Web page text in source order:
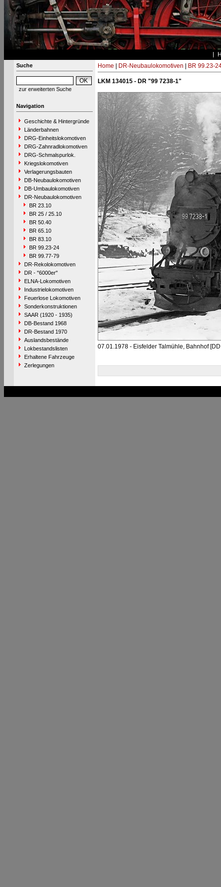
Suche
zur erweiterten Suche
Navigation
Geschichte & Hintergründe
Länderbahnen
DRG-Einheitslokomotiven
DRG-Zahnradlokomotiven
DRG-Schmalspurlok.
Kriegslokomotiven
Verlagerungsbauten
DB-Neubaulokomotiven
DB-Umbaulokomotiven
DR-Neubaulokomotiven
BR 23.10
BR 25 / 25.10
BR 50.40
BR 65.10
BR 83.10
BR 99.23-24
BR 99.77-79
DR-Rekolokomotiven
DR - "6000er"
ELNA-Lokomotiven
Industrielokomotiven
Feuerlose Lokomotiven
Sonderkonstruktionen
SAAR (1920 - 1935)
DB-Bestand 1968
DR-Bestand 1970
Auslandsbestände
Lokbestandslisten
Erhaltene Fahrzeuge
Zerlegungen
Home DR-Neubaulokomotiven BR 99.23-
LKM 134015 - DR "99 7238-1"
07.01.1978 - Eisfelder Talmühle, Bahnhof